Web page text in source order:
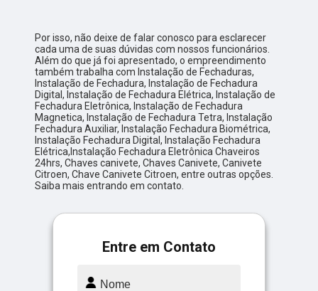
Por isso, não deixe de falar conosco para esclarecer
cada uma de suas dúvidas com nossos funcionários.
Além do que já foi apresentado, o empreendimento
também trabalha com Instalação de Fechaduras,
Instalação de Fechadura, Instalação de Fechadura
Digital, Instalação de Fechadura Elétrica, Instalação de
Fechadura Eletrônica, Instalação de Fechadura
Magnetica, Instalação de Fechadura Tetra, Instalação
Fechadura Auxiliar, Instalação Fechadura Biométrica,
Instalação Fechadura Digital, Instalação Fechadura
Elétrica,Instalação Fechadura Eletrônica Chaveiros
24hrs, Chaves canivete, Chaves Canivete, Canivete
Citroen, Chave Canivete Citroen, entre outras opções.
Saiba mais entrando em contato.
Entre em Contato